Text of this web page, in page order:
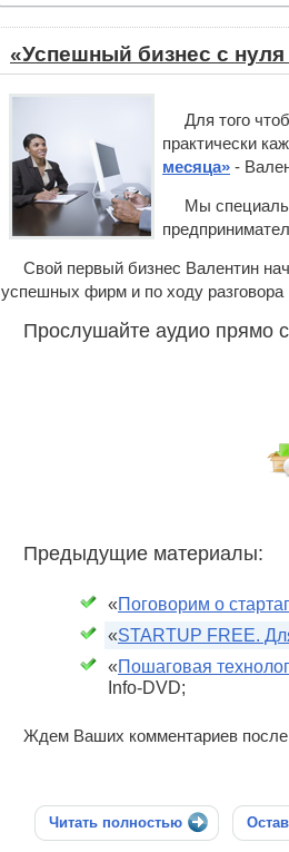
«Успешный бизнес с
Для того
практически
месяца» -
Мы
Свой первый бизнес Валентин
успешных фирм и по ходу
Прослушайте аудио прямо
Предыдущие материалы:
«Поговорим о
«STARTUP FREE.
«Пошаговая
Info-DVD;
Ждем Ваших комментариев
Читать полностью